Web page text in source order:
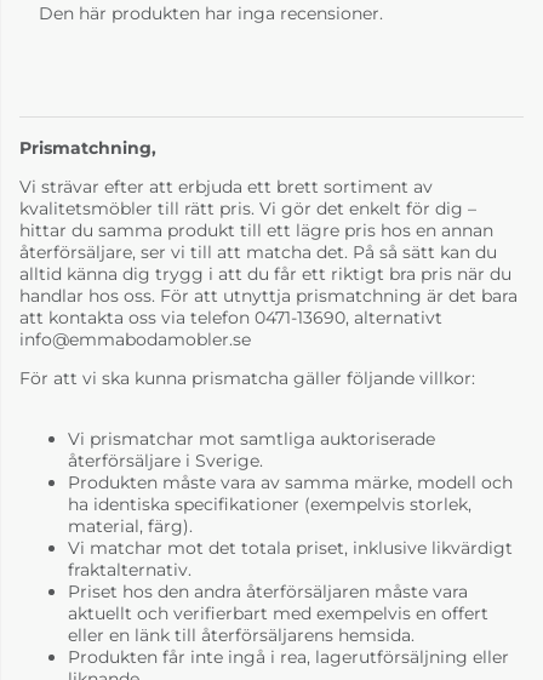
Den här produkten har inga recensioner.
Prismatchning,
Vi strävar efter att erbjuda ett brett sortiment av
kvalitetsmöbler till rätt pris. Vi gör det enkelt för dig –
hittar du samma produkt till ett lägre pris hos en annan
återförsäljare, ser vi till att matcha det. På så sätt kan du
alltid känna dig trygg i att du får ett riktigt bra pris när du
handlar hos oss. För att utnyttja prismatchning är det bara
att kontakta oss via telefon 0471-13690, alternativt
info@emmabodamobler.se
För att vi ska kunna prismatcha gäller följande villkor:
Vi prismatchar mot samtliga auktoriserade
återförsäljare i Sverige.
Produkten måste vara av samma märke, modell och
ha identiska specifikationer (exempelvis storlek,
material, färg).
Vi matchar mot det totala priset, inklusive likvärdigt
fraktalternativ.
Priset hos den andra återförsäljaren måste vara
aktuellt och verifierbart med exempelvis en offert
eller en länk till återförsäljarens hemsida.
Produkten får inte ingå i rea, lagerutförsäljning eller